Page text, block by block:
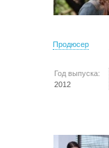
Продюсер
Год выпуска:
2012